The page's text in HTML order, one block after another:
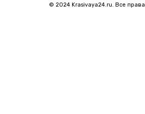
© 2024 Krasivaya24.ru. Все